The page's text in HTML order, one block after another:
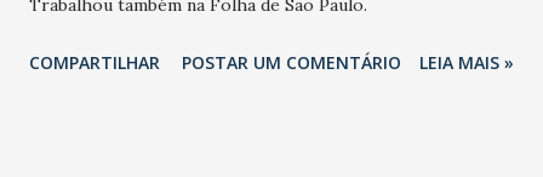
Trabalhou também na Folha de São Paulo.
COMPARTILHAR POSTAR UM COMENTÁRIO LEIA MAIS »